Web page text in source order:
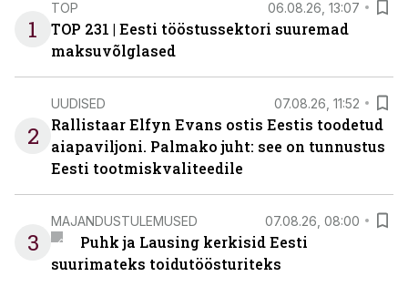
1
TOP 06.08.26, 13:07
TOP 231 | Eesti tööstussektori suuremad
maksuvõlglased
2
UUDISED 07.08.26, 11:52
Rallistaar Elfyn Evans ostis Eestis toodetud
aiapaviljoni. Palmako juht: see on tunnustus
Eesti tootmiskvaliteedile
3
MAJANDUSTULEMUSED 07.08.26, 08:00
Puhk ja Lausing kerkisid Eesti
suurimateks toidutöösturiteks